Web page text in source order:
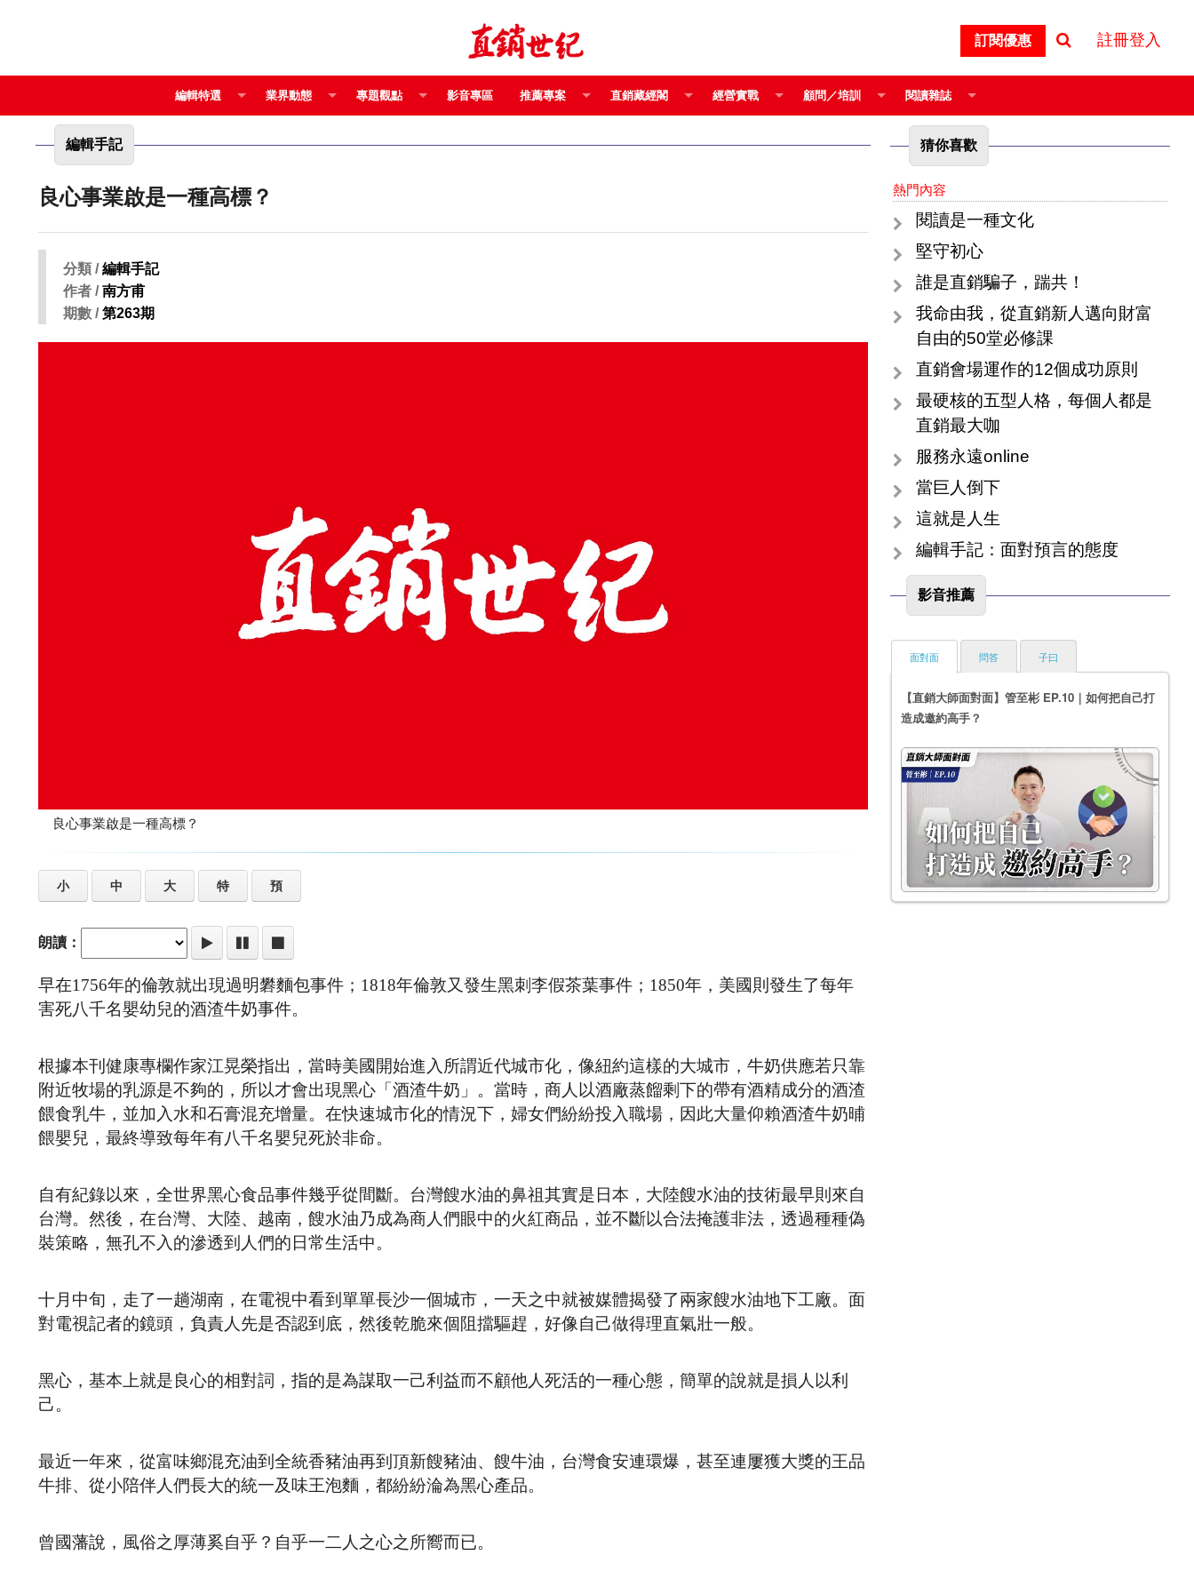
訂閱優惠 註冊登入
編輯特選 業界動態 專題觀點 影音專區 推薦專案 直銷藏經閣 經營實戰 顧問／培訓 閱讀雜誌
編輯手記
良心事業啟是一種高標？
分類 /編輯手記
作者 /南方甫
期數 /第263期
良心事業啟是一種高標？
小 中 大 特 預
朗讀：
早在1756年的倫敦就出現過明礬麵包事件；1818年倫敦又發生黑刺李假茶葉事件；1850年，美國則發生了每年
害死八千名嬰幼兒的酒渣牛奶事件。
根據本刊健康專欄作家江晃榮指出，當時美國開始進入所謂近代城市化，像紐約這樣的大城市，牛奶供應若只靠
附近牧場的乳源是不夠的，所以才會出現黑心「酒渣牛奶」。當時，商人以酒廠蒸餾剩下的帶有酒精成分的酒渣
餵食乳牛，並加入水和石膏混充增量。在快速城市化的情況下，婦女們紛紛投入職場，因此大量仰賴酒渣牛奶晡
餵嬰兒，最終導致每年有八千名嬰兒死於非命。
自有紀錄以來，全世界黑心食品事件幾乎從間斷。台灣餿水油的鼻祖其實是日本，大陸餿水油的技術最早則來自
台灣。然後，在台灣、大陸、越南，餿水油乃成為商人們眼中的火紅商品，並不斷以合法掩護非法，透過種種偽
裝策略，無孔不入的滲透到人們的日常生活中。
十月中旬，走了一趟湖南，在電視中看到單單長沙一個城市，一天之中就被媒體揭發了兩家餿水油地下工廠。面
對電視記者的鏡頭，負責人先是否認到底，然後乾脆來個阻擋驅趕，好像自己做得理直氣壯一般。
黑心，基本上就是良心的相對詞，指的是為謀取一己利益而不顧他人死活的一種心態，簡單的說就是損人以利
己。
最近一年來，從富味鄉混充油到全統香豬油再到頂新餿豬油、餿牛油，台灣食安連環爆，甚至連屢獲大獎的王品
牛排、從小陪伴人們長大的統一及味王泡麵，都紛紛淪為黑心產品。
曾國藩說，風俗之厚薄奚自乎？自乎一二人之心之所嚮而已。
猜你喜歡
熱門內容
閱讀是一種文化
堅守初心
誰是直銷騙子，踹共！
我命由我，從直銷新人邁向財富
自由的50堂必修課
直銷會場運作的12個成功原則
最硬核的五型人格，每個人都是
直銷最大咖
服務永遠online
當巨人倒下
這就是人生
編輯手記：面對預言的態度
影音推薦
面對面
【直銷大師面對面】管至彬 EP.10｜如何把自己打
造成邀約高手？
問答 子曰